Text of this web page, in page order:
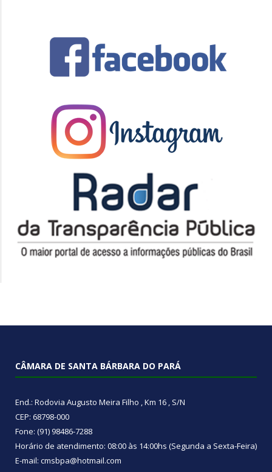
CÂMARA DE SANTA BÁRBARA DO PARÁ
End.: Rodovia Augusto Meira Filho , Km 16 , S/N
CEP: 68798-000
Fone: (91) 98486-7288
Horário de atendimento: 08:00 às 14:00hs (Segunda a Sexta-Feira)
E-mail: cmsbpa@hotmail.com